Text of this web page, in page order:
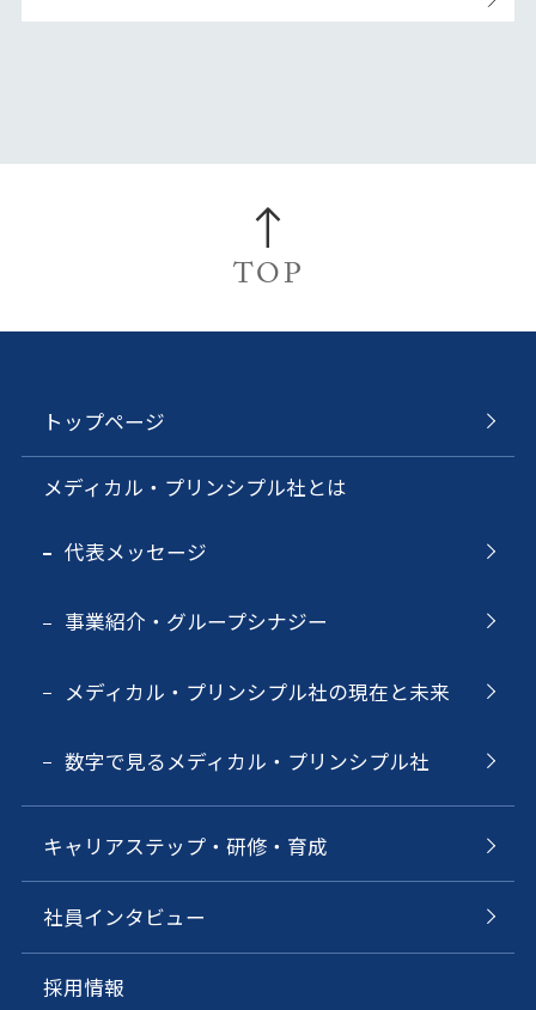
TOP
トップページ
メディカル・プリンシプル社とは
代表メッセージ
事業紹介・グループシナジー
メディカル・プリンシプル社の現在と未来
数字で見るメディカル・プリンシプル社
キャリアステップ・研修・育成
社員インタビュー
採用情報